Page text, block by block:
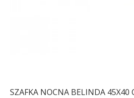
SZAFKA NOCNA BELINDA 45X40